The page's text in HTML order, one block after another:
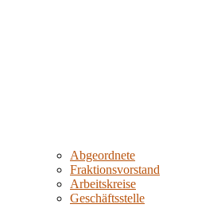
Abgeordnete
Fraktionsvorstand
Arbeitskreise
Geschäftsstelle